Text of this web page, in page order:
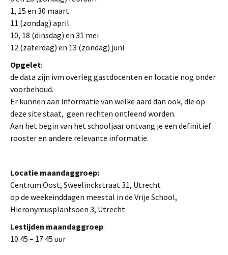
1, 15 en 30 maart
11 (zondag) april
10, 18 (dinsdag) en 31 mei
12 (zaterdag) en 13 (zondag) juni
Opgelet:
de data zijn ivm overleg gastdocenten en locatie nog onder
voorbehoud.
Er kunnen aan informatie van welke aard dan ook, die op
deze site staat, geen rechten ontleend worden.
Aan het begin van het schooljaar ontvang je een definitief
rooster en andere relevante informatie.
Locatie maandaggroep:
Centrum Oost, Sweelinckstraat 31, Utrecht
op de weekeinddagen meestal in de Vrije School,
Hieronymusplantsoen 3, Utrecht
Lestijden maandaggroep:
10.45 – 17.45 uur